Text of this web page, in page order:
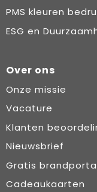
PMS kleuren
ESG en
Over ons
Onze missie
Vacature
Klanten
Nieuwsbrief
Gratis
Cadeaukaarten